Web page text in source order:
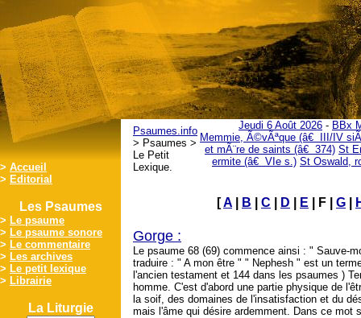
> Accueil
> Editorial
Les Psaumes
> Le psaume
> Le psaume sonore
> Le commentaire
> Les archives
> Le petit lexique
> Librairie
La Liturgie
Psaumes.info
> Psaumes >
Le Petit
Lexique.
Jeudi 6 Août 2026 - BBx
Memmie, Ã©vÃªque (â€ III/IV
et mÃ¨re de saints (â€ 374) St
ermite (â€ VIe s.) St Oswald,
[A B C D E | F | G
Gorge :
Le psaume 68 (69) commence ainsi : " Sauve-
traduire : " A mon être " " Nephesh " est un
l'ancien testament et 144 dans les psaumes )
homme. C'est d'abord une partie physique de
la soif, des domaines de l'insatisfaction et du
mais l'âme qui désire ardemment. Dans ce mot